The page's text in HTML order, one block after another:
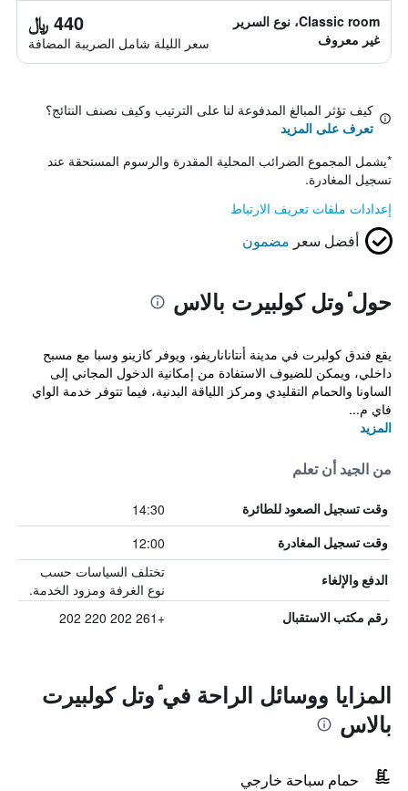
Classic room، نوع السرير
غير معروف
440 ﷼
سعر الليلة شامل الصريبة المضافة
كيف تؤثر المبالغ المدفوعة لنا على الترتيب وكيف نصنف النتائج؟
تعرف على المزيد
*يشمل المجموع الضرائب المحلية المقدرة والرسوم المستحقة عند
تسجيل المغادرة.
إعدادات ملفات تعريف الارتباط
أفضل سعر مضمون
حول ٔوتل كولبيرت بالاس
يقع فندق كولبرت في مدينة أنتاناناريفو، ويوفر كازينو وسبا مع مسبح
داخلي، ويمكن للضيوف الاستفادة من إمكانية الدخول المجاني إلى
الساونا والحمام التقليدي ومركز اللياقة البدنية، فيما تتوفر خدمة الواي
فاي م...
المزيد
من الجيد أن تعلم
وقت تسجيل الصعود للطائرة 14:30
وقت تسجيل المغادرة 12:00
الدفع والإلغاء
تختلف السياسات حسب
نوع الغرفة ومزود الخدمة.
رقم مكتب الاستقبال +261 202 220 202
المزايا ووسائل الراحة في ٔوتل كولبيرت
بالاس
حمام سباحة خارجي